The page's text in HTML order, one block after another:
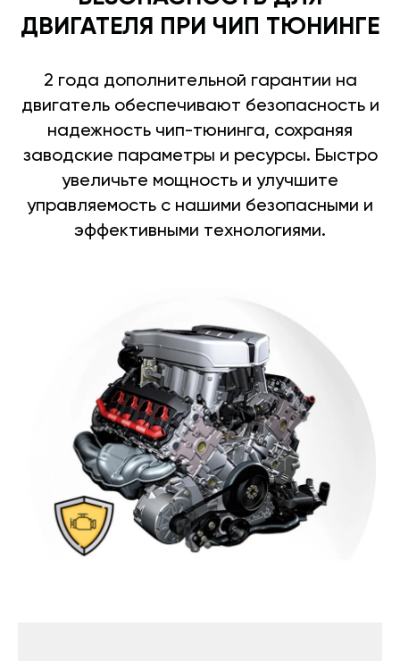
ДВИГАТЕЛЯ ПРИ ЧИП ТЮНИНГЕ
2 года дополнительной гарантии на
двигатель обеспечивают безопасность и
надежность чип-тюнинга, сохраняя
заводские параметры и ресурсы. Быстро
увеличьте мощность и улучшите
управляемость с нашими безопасными и
эффективными технологиями.